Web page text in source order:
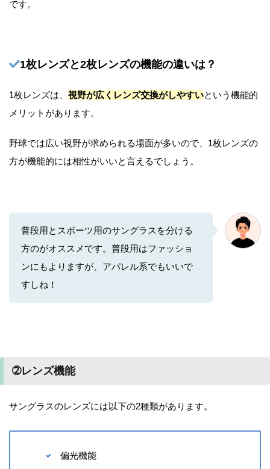
です。
1枚レンズと2枚レンズの機能の違いは？
1枚レンズは、 視野が広くレンズ交換がしやすいという機能的
メリットがあります。
野球では広い視野が求められる場面が多いので、1枚レンズの
方が機能的には相性がいいと言えるでしょう。
普段用とスポーツ用のサングラスを分ける
方のがオススメです。普段用はファッショ
ンにもよりますが、アパレル系でもいいで
すしね！
➁レンズ機能
サングラスのレンズには以下の2種類があります。
偏光機能